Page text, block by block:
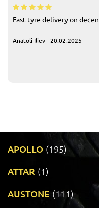
Fast tyre delivery on
Anatoli Iliev - 20.02.2025
APOLLO (195)
ATTAR (1)
AUSTONE (111)